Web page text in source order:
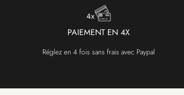
PAIEMENT EN 4X
Réglez en 4 fois sans frais avec Paypal